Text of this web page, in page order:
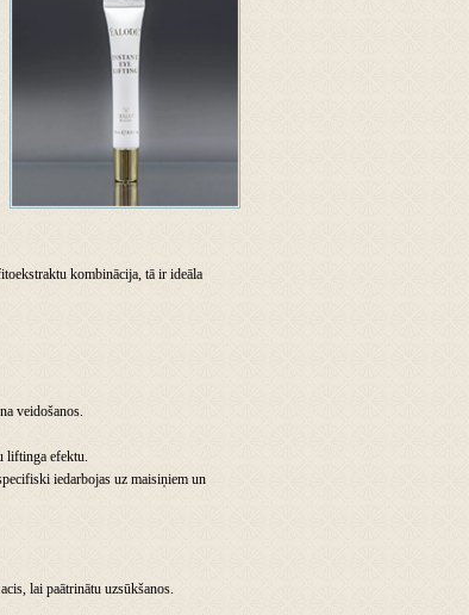
kombinācija, tā ir ideāla
veidošanos.
liftinga efektu.
iedarbojas uz maisiņiem un
lai paātrinātu uzsūkšanos.